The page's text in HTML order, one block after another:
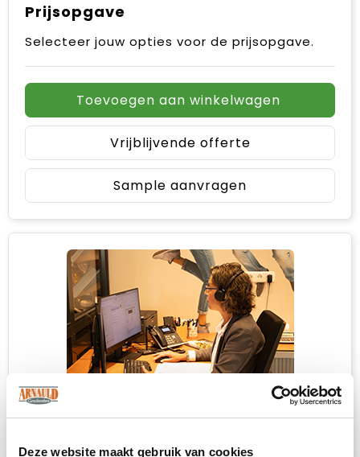
Deze website maakt gebruik van cookies
Prijsopgave
Selecteer jouw opties voor de prijsopgave.
Toevoegen aan winkelwagen
Vrijblijvende offerte
Sample aanvragen
Heb je niet kunnen vinden wat je